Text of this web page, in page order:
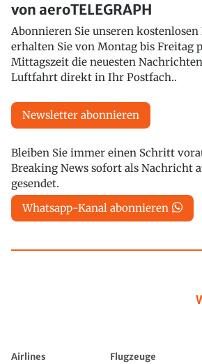
von aeroTELEGRAPH
Abonnieren Sie unseren
erhalten Sie von Montag bis Freitag
Mittagszeit die neuesten
Luftfahrt direkt in Ihr Postfach..
Newsletter abonnieren
Bleiben Sie immer einen Schritt
Breaking News sofort als Nachricht
gesendet.
Whatsapp-Kanal abonnieren
Airlines Flugzeuge